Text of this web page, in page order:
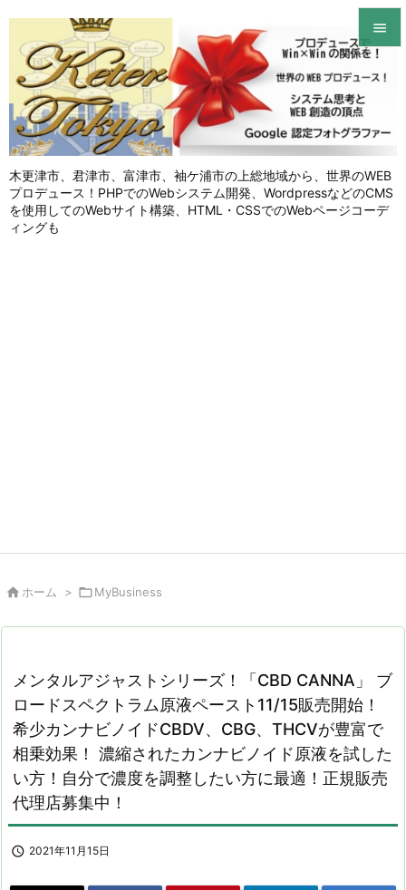
木更津市、君津市、富津市、袖ケ浦市の上総地域から、世界のWEB
プロデュース！PHPでのWebシステム開発、WordpressなどのCMS
を使用してのWebサイト構築、HTML・CSSでのWebページコーデ
ィングも


メニュ
サイド

前へ

 ホーム > MyBusiness
メンタルアジャストシリーズ！「CBD CANNA」 ブ
ロードスペクトラム原液ペースト11/15販売開始！
希少カンナビノイドCBDV、CBG、THCVが豊富で
相乗効果！ 濃縮されたカンナビノイド原液を試した
い方！自分で濃度を調整したい方に最適！正規販売
代理店募集中！
 2021年11月15日